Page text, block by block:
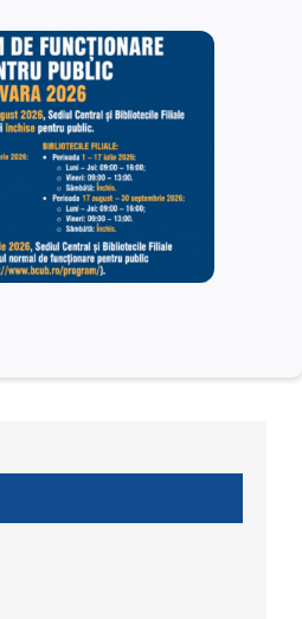
de închidere a proiectului
capacității Arhivelor Naționale